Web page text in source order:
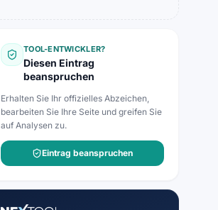
TOOL-ENTWICKLER?
Diesen Eintrag
beanspruchen
Erhalten Sie Ihr offizielles Abzeichen,
bearbeiten Sie Ihre Seite und greifen Sie
auf Analysen zu.
Eintrag beanspruchen